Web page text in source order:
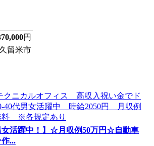
円
留米市
女活躍中！】☆月収例50万円☆自動車
...